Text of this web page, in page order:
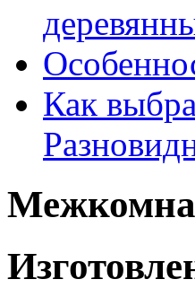
Как